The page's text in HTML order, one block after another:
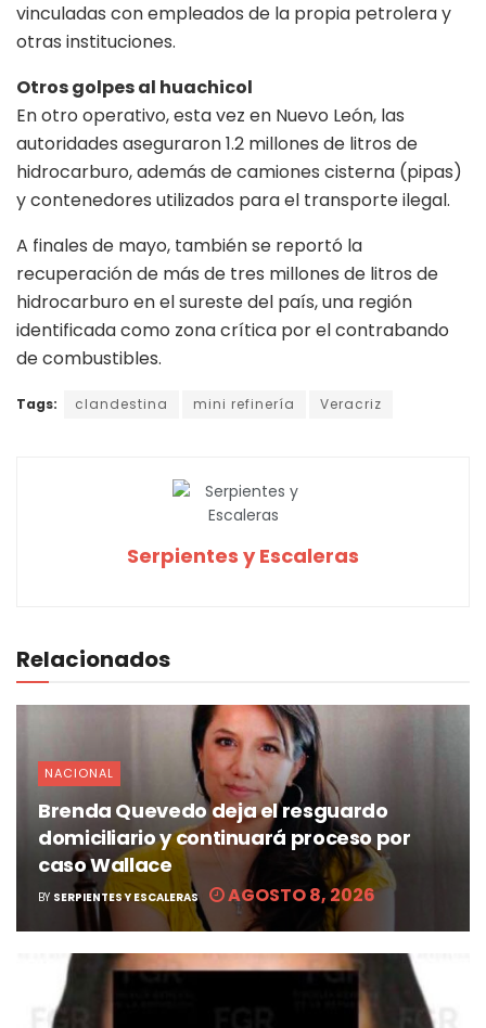
vinculadas con empleados de la propia petrolera y
otras instituciones.
Otros golpes al huachicol
En otro operativo, esta vez en Nuevo León, las
autoridades aseguraron 1.2 millones de litros de
hidrocarburo, además de camiones cisterna (pipas)
y contenedores utilizados para el transporte ilegal.
A finales de mayo, también se reportó la
recuperación de más de tres millones de litros de
hidrocarburo en el sureste del país, una región
identificada como zona crítica por el contrabando
de combustibles.
Tags: clandestina mini refinería Veracriz
Serpientes y Escaleras
Relacionados
NACIONAL
Brenda Quevedo deja el resguardo
domiciliario y continuará proceso por
caso Wallace
BY SERPIENTES Y ESCALERAS AGOSTO 8, 2026